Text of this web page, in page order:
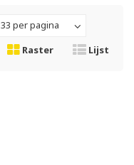
33 per pagina
Raster
Lijst